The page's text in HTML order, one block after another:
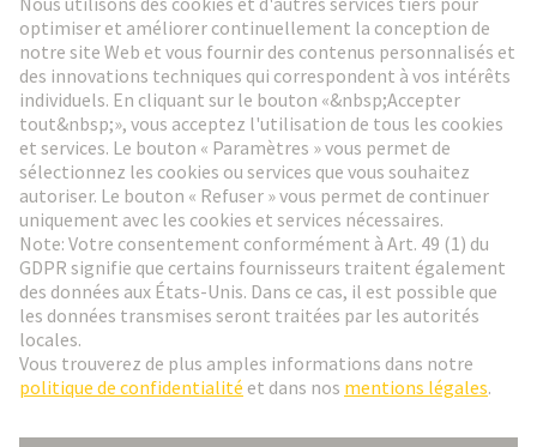
Aller à l'inscription
Social Media
France Français